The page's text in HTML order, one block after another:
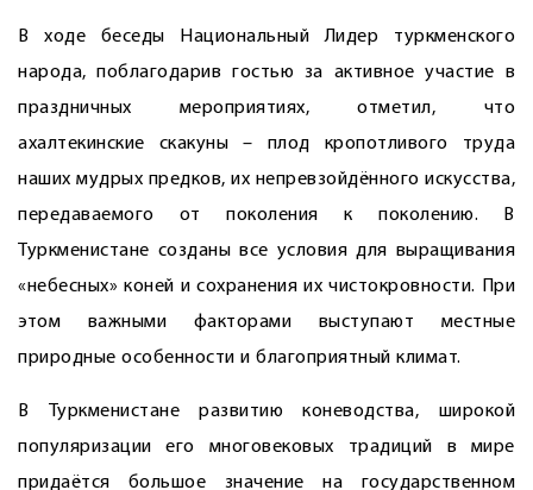
В ходе беседы Национальный Лидер туркменского
народа, поблагодарив гостью за активное участие в
праздничных мероприятиях, отметил, что
ахалтекинские скакуны – плод кропотливого труда
наших мудрых предков, их непревзойдённого искусства,
передаваемого от поколения к поколению. В
Туркменистане созданы все условия для выращивания
«небесных» коней и сохранения их чистокровности. При
этом важными факторами выступают местные
природные особенности и благоприятный климат.
В Туркменистане развитию коневодства, широкой
популяризации его многовековых традиций в мире
придаётся большое значение на государственном